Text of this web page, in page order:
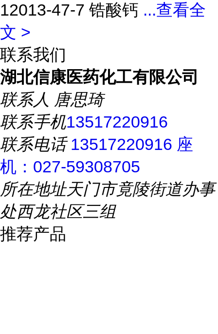
12013-47-7 锆酸钙 ...查看全
文 >
联系我们
湖北信康医药化工有限公司
联系人 唐思琦
联系手机13517220916
联系电话13517220916 座
机：027-59308705
所在地址天门市竟陵街道办事
处西龙社区三组
推荐产品